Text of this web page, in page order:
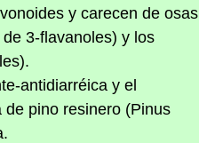
y carecen de osas
3-flavanoles) y los
antidiarréica y el
pino resinero (Pinus